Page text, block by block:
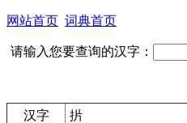
网站首页 词典首页
请输入您要查询的汉字：
汉字 扸